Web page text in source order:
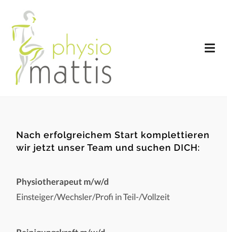
Nach erfolgreichem Start komplettieren
wir jetzt unser Team und suchen DICH:
Physiotherapeut m/w/d
Einsteiger/Wechsler/Profi in Teil-/Vollzeit